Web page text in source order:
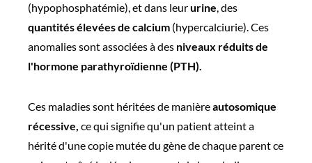
(hypophosphatémie), et dans leururine, des
quantités élevées de calcium (hypercalciurie). Ces
anomalies sont associées à des niveaux réduits de
l'hormone parathyroïdienne (PTH).
Ces maladies sont héritées de manièreautosomique
récessive, ce qui signifie qu'un patient atteint a
hérité d'une copie mutée du gène de chaque parent ce